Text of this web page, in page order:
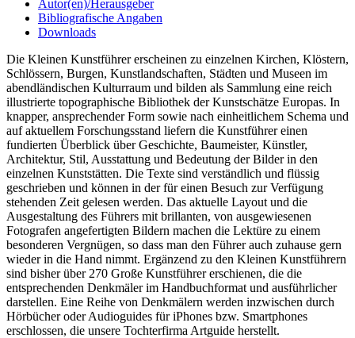
Autor(en)/Herausgeber
Bibliografische Angaben
Downloads
Die Kleinen Kunstführer erscheinen zu einzelnen Kirchen, Klöstern,
Schlössern, Burgen, Kunstlandschaften, Städten und Museen im
abendländischen Kulturraum und bilden als Sammlung eine reich
illustrierte topographische Bibliothek der Kunstschätze Europas. In
knapper, ansprechender Form sowie nach einheitlichem Schema und
auf aktuellem Forschungsstand liefern die Kunstführer einen
fundierten Überblick über Geschichte, Baumeister, Künstler,
Architektur, Stil, Ausstattung und Bedeutung der Bilder in den
einzelnen Kunststätten. Die Texte sind verständlich und flüssig
geschrieben und können in der für einen Besuch zur Verfügung
stehenden Zeit gelesen werden. Das aktuelle Layout und die
Ausgestaltung des Führers mit brillanten, von ausgewiesenen
Fotografen angefertigten Bildern machen die Lektüre zu einem
besonderen Vergnügen, so dass man den Führer auch zuhause gern
wieder in die Hand nimmt. Ergänzend zu den Kleinen Kunstführern
sind bisher über 270 Große Kunstführer erschienen, die die
entsprechenden Denkmäler im Handbuchformat und ausführlicher
darstellen. Eine Reihe von Denkmälern werden inzwischen durch
Hörbücher oder Audioguides für iPhones bzw. Smartphones
erschlossen, die unsere Tochterfirma Artguide herstellt.